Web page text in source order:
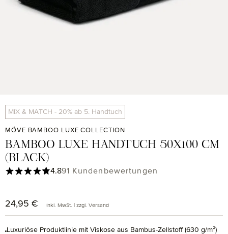
MIX & MATCH - 20% ab 5. Handtuch
MÖVE BAMBOO LUXE COLLECTION
BAMBOO LUXE HANDTUCH 50X100 CM
(BLACK)
Regulärer Preis:
24,95 € inkl. MwSt. | zzgl. Versand
Luxuriöse Produktlinie mit Viskose aus Bambus-Zellstoff (630 g/m²)
Durchschnittliche Bewertung von 4.82 von 5 Sternen
4.891 Kundenbewertungen